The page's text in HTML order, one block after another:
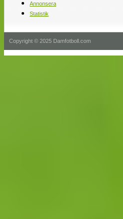
Annonsera
Statistik
Copyright © 2025 Damfotboll.com